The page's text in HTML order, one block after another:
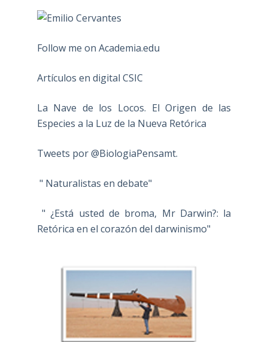
Follow me on Academia.edu
Artículos en digital CSIC
La Nave de los Locos. El Origen de las
Especies a la Luz de la Nueva Retórica
Tweets por @BiologiaPensamt.
" Naturalistas en debate"
" ¿Está usted de broma, Mr Darwin?: la
Retórica en el corazón del darwinismo"